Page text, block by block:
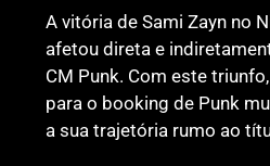
A vitória de Sami Zayn no
afetou direta e
CM Punk. Com este
para o booking de Punk
a sua trajetória rumo ao